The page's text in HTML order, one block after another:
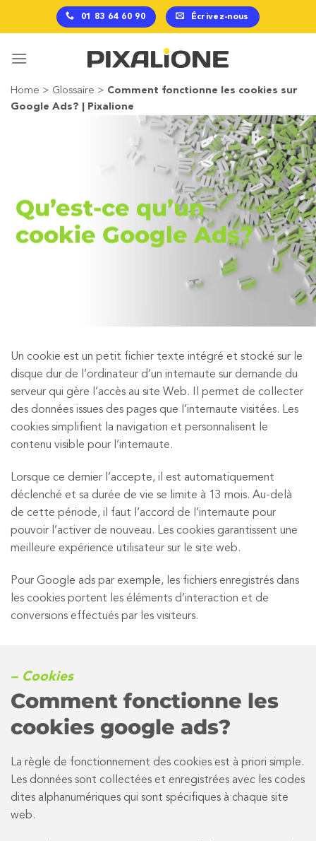
01 83 64 60 90 Écrivez-nous
Home > Glossaire > Comment fonctionne les cookies sur
Google Ads? | Pixalione
Qu’est-ce qu’un
cookie Google Ads?
Un cookie est un petit fichier texte intégré et stocké sur le
disque dur de l’ordinateur d’un internaute sur demande du
serveur qui gère l’accès au site Web. Il permet de collecter
des données issues des pages que l’internaute visitées. Les
cookies simplifient la navigation et personnalisent le
contenu visible pour l’internaute.
Lorsque ce dernier l’accepte, il est automatiquement
déclenché et sa durée de vie se limite à 13 mois. Au-delà
de cette période, il faut l’accord de l’internaute pour
pouvoir l’activer de nouveau. Les cookies garantissent une
meilleure expérience utilisateur sur le site web.
Pour Google ads par exemple, les fichiers enregistrés dans
les cookies portent les éléments d’interaction et de
conversions effectués par les visiteurs.
– Cookies
Comment fonctionne les
cookies google ads?
La règle de fonctionnement des cookies est à priori simple.
Les données sont collectées et enregistrées avec les codes
dites alphanumériques qui sont spécifiques à chaque site
web.